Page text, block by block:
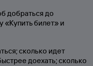
добраться до
«Купить билет» и
сколько идет
доехать; сколько